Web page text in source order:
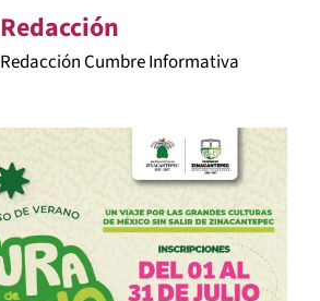
Redacción
Redacción Cumbre Informativa